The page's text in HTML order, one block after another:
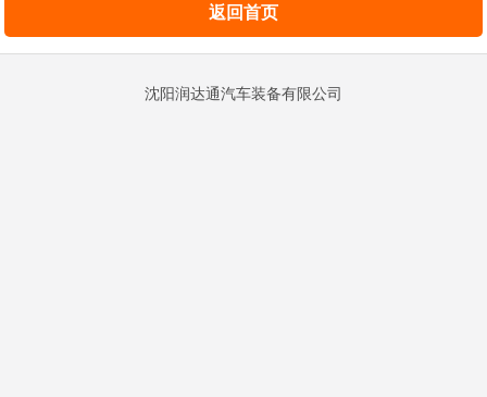
返回首页
沈阳润达通汽车装备有限公司